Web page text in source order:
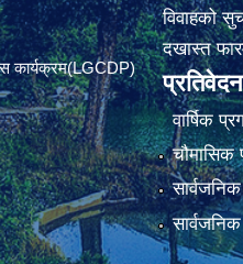
कार्यक्रम(LGCDP)
विवाहको
दखास्त
वार्षिक
चौमासिक
सार्वजनिक